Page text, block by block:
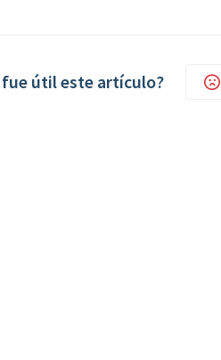
fue útil este artículo?